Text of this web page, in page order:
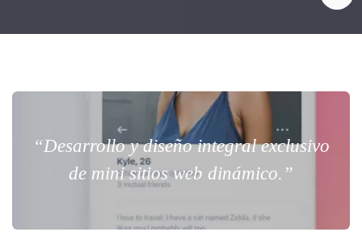
“Desarrollo y diseño integral exclusivo
de mini sitios web dinámico.”